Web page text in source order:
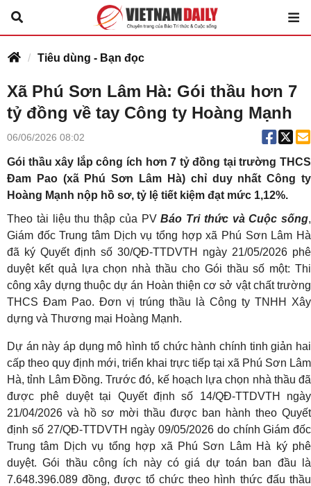
Tiêu dùng - Bạn đọc
Xã Phú Sơn Lâm Hà: Gói thầu hơn 7
tỷ đồng về tay Công ty Hoàng Mạnh
06/06/2026 08:02
Gói thầu xây lắp công ích hơn 7 tỷ đồng tại trường THCS
Đam Pao (xã Phú Sơn Lâm Hà) chỉ duy nhất Công ty
Hoàng Mạnh nộp hồ sơ, tỷ lệ tiết kiệm đạt mức 1,12%.
Theo tài liệu thu thập của PVBáo Tri thức và Cuộc sống,
Giám đốc Trung tâm Dịch vụ tổng hợp xã Phú Sơn Lâm Hà
đã ký Quyết định số 30/QĐ-TTDVTH ngày 21/05/2026 phê
duyệt kết quả lựa chọn nhà thầu cho Gói thầu số một: Thi
công xây dựng thuộc dự án Hoàn thiện cơ sở vật chất trường
THCS Đam Pao. Đơn vị trúng thầu là Công ty TNHH Xây
dựng và Thương mại Hoàng Mạnh.
Dự án này áp dụng mô hình tổ chức hành chính tinh giản hai
cấp theo quy định mới, triển khai trực tiếp tại xã Phú Sơn Lâm
Hà, tỉnh Lâm Đồng. Trước đó, kế hoạch lựa chọn nhà thầu đã
được phê duyệt tại Quyết định số 14/QĐ-TTDVTH ngày
21/04/2026 và hồ sơ mời thầu được ban hành theo Quyết
định số 27/QĐ-TTDVTH ngày 09/05/2026 do chính Giám đốc
Trung tâm Dịch vụ tổng hợp xã Phú Sơn Lâm Hà ký phê
duyệt. Gói thầu công ích này có giá dự toán ban đầu là
7.648.396.089 đồng, được tổ chức theo hình thức đấu thầu